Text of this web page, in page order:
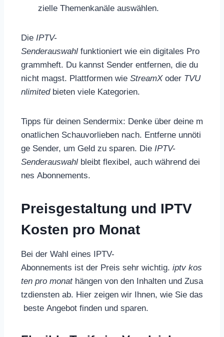
zielle Themenkanäle auswählen.
Die IPTV-
Senderauswahl funktioniert wie ein digitales Pro
grammheft. Du kannst Sender entfernen, die du
nicht magst. Plattformen wie StreamXoder TVU
nlimitedbieten viele Kategorien.
Tipps für deinen Sendermix: Denke über deine m
onatlichen Schauvorlieben nach. Entferne unnöti
ge Sender, um Geld zu sparen. Die IPTV-
Senderauswahl bleibt flexibel, auch während dei
nes Abonnements.
Preisgestaltung und IPTV
Kosten pro Monat
Bei der Wahl eines IPTV-
Abonnements ist der Preis sehr wichtig. iptv kos
ten pro monathängen von den Inhalten und Zusa
tzdiensten ab. Hier zeigen wir Ihnen, wie Sie das
beste Angebot finden und sparen.